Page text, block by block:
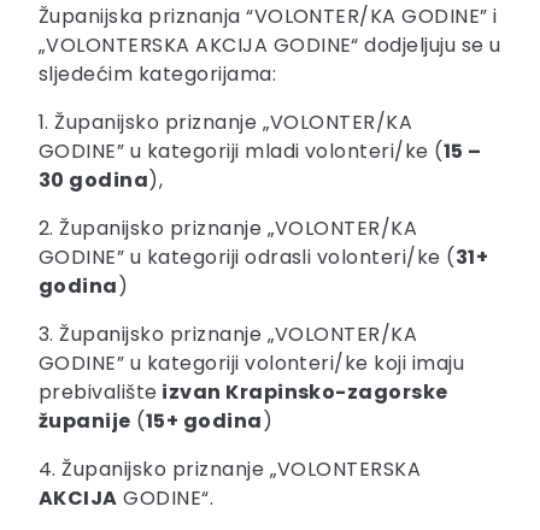
Županijska priznanja “VOLONTER/KA GODINE” i
„VOLONTERSKA AKCIJA GODINE“ dodjeljuju se u
sljedećim kategorijama:
1. Županijsko priznanje „VOLONTER/KA
GODINE” u kategoriji mladi volonteri/ke (15 –
30 godina),
2. Županijsko priznanje „VOLONTER/KA
GODINE” u kategoriji odrasli volonteri/ke (31+
godina)
3. Županijsko priznanje „VOLONTER/KA
GODINE” u kategoriji volonteri/ke koji imaju
prebivalište izvan Krapinsko-zagorske
županije (15+ godina)
4. Županijsko priznanje „VOLONTERSKA
AKCIJA GODINE“.